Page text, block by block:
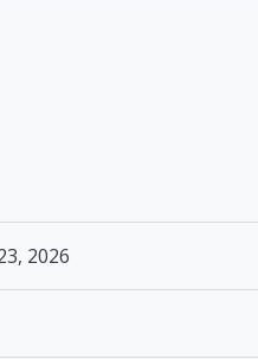
2026